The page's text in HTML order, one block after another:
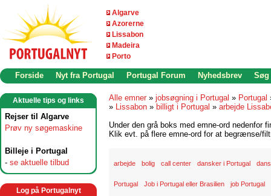
Algarve
Azorerne
Lissabon
Madeira
Porto
Forside Nyt fra Portugal Portugal Forum Nyhedsbrev Søg
Aktuelle tips og links
Rejser til Algarve
Prøv ny søgemaskine
Billeje i Portugal
- se aktuelle tilbud
Log på Portugalnyt
Alle emner » jobsøgning i Portugal » Portugal
» Lissabon » billigt i Portugal » arbejde
Under den grå boks med emne-ord nedenfor
Klik evt. på flere emne-ord for at begrænse/
arbejde bolig call center dansker i Portugal
Portugal Job i Portugal eller Brasilien job Portugal